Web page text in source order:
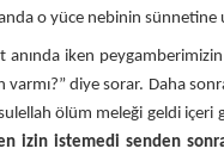
o yüce nebinin sünnetine
anında iken
varmı?” diye sorar. Daha
ölüm meleği geldi
izin istemedi senden